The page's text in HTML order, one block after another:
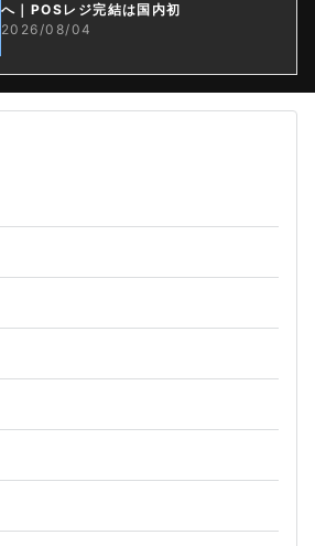
へ｜POSレジ完結は国内初
2026/08/04